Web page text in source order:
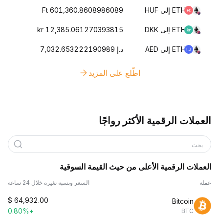
ETH إلى HUF Ft 601,360.8608986089
ETH إلى DKK kr 12,385.061270393815
ETH إلى AED د.إ 7,032.653222190989
اطّلع على المزيد
العملات الرقمية الأكثر رواجًا
بحث
العملات الرقمية الأعلى من حيث القيمة السوقية
عملة السعر ونسبة تغيره خلال 24 ساعة
Bitcoin
BTC
$ 64,932.00
+0.80%